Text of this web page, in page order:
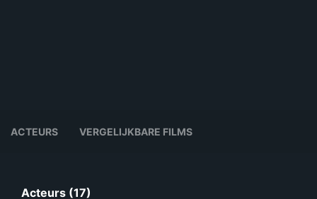
ACTEURS VERGELIJKBARE FILMS
Acteurs (17)